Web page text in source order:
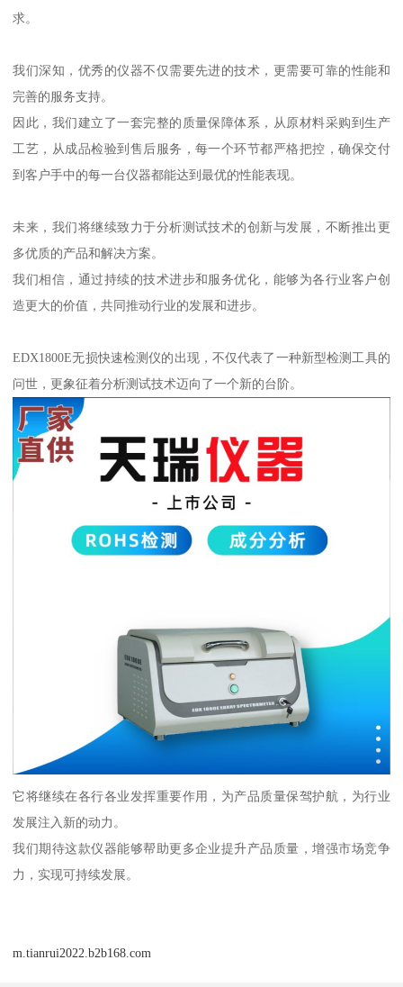
求。
我们深知，优秀的仪器不仅需要先进的技术，更需要可靠的性能和
完善的服务支持。
因此，我们建立了一套完整的质量保障体系，从原材料采购到生产
工艺，从成品检验到售后服务，每一个环节都严格把控，确保交付
到客户手中的每一台仪器都能达到最优的性能表现。
未来，我们将继续致力于分析测试技术的创新与发展，不断推出更
多优质的产品和解决方案。
我们相信，通过持续的技术进步和服务优化，能够为各行业客户创
造更大的价值，共同推动行业的发展和进步。
EDX1800E无损快速检测仪的出现，不仅代表了一种新型检测工具的
问世，更象征着分析测试技术迈向了一个新的台阶。
它将继续在各行各业发挥重要作用，为产品质量保驾护航，为行业
发展注入新的动力。
我们期待这款仪器能够帮助更多企业提升产品质量，增强市场竞争
力，实现可持续发展。
m.tianrui2022.b2b168.com